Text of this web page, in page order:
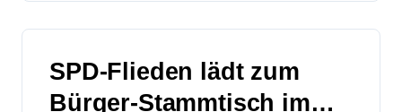
SPD-Flieden lädt zum
Bürger-Stammtisch im